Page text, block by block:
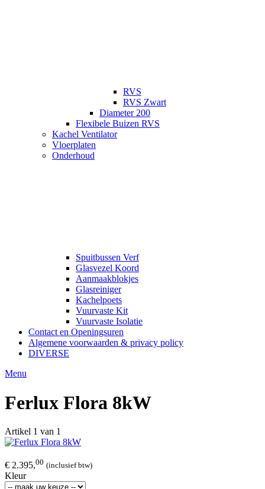
RVS
RVS Zwart
Diameter 200
Flexibele Buizen RVS
Kachel Ventilator
Vloerplaten
Onderhoud
Spuitbussen Verf
Glasvezel Koord
Aanmaakblokjes
Glasreiniger
Kachelpoets
Vuurvaste Kit
Vuurvaste Isolatie
Contact en Openingsuren
Algemene voorwaarden & privacy policy
DIVERSE
Menu
Ferlux Flora 8kW
Artikel 1 van 1
€ 2.395,00 (inclusief btw)
Kleur